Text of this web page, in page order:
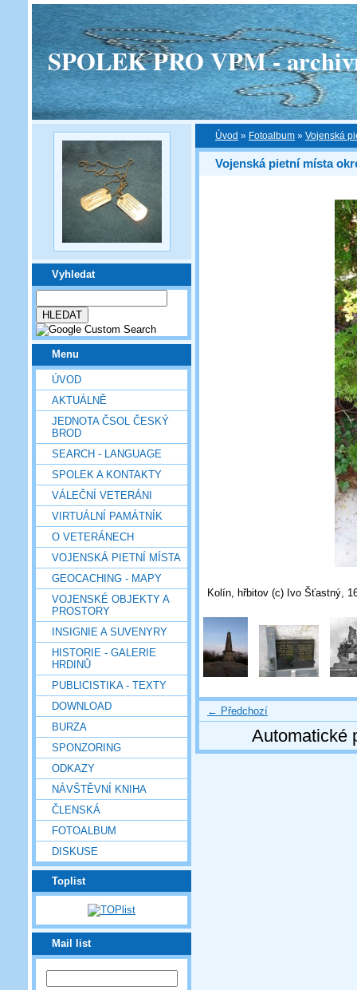
SPOLEK PRO VPM -
Vyhledat
Menu
ÚVOD
AKTUÁLNĚ
JEDNOTA ČSOL ČESKÝ
BROD
SEARCH - LANGUAGE
SPOLEK A KONTAKTY
VÁLEČNÍ VETERÁNI
VIRTUÁLNÍ PAMÁTNÍK
O VETERÁNECH
VOJENSKÁ PIETNÍ MÍSTA
GEOCACHING - MAPY
VOJENSKÉ OBJEKTY A
PROSTORY
INSIGNIE A SUVENYRY
HISTORIE - GALERIE
HRDINŮ
PUBLICISTIKA - TEXTY
DOWNLOAD
BURZA
SPONZORING
ODKAZY
NÁVŠTĚVNÍ KNIHA
ČLENSKÁ
FOTOALBUM
DISKUSE
Toplist
Mail list
Úvod » Fotoalbum » Vojenská
Vojenská pietní místa
Kolín, hřbitov (c) Ivo Šťastný,
← Předchozí
Automatické